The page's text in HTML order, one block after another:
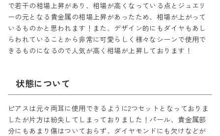
で若干の相場上昇があり、相場が高くなっている点とジュエリ
ーの元となる貴金属の相場上昇があったため、相場が上がって
いるものかと思われます！また、デザイン的にもダイヤもあし
らわれていることから非常に可愛らしく様々なシーンで使用で
きるものになるので人気が高く相場が上昇しております！
状態について
ピアスは元々両耳に使用できるように2つセットとなっておりま
したが片方は紛失してしまっておりました！パール、貴金属部
分にもあまり傷はついておらず、ダイヤモンドにも欠けなどが